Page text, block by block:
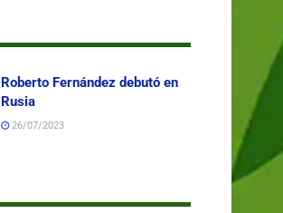
Roberto Fernández debutó en
Rusia
26/07/2023